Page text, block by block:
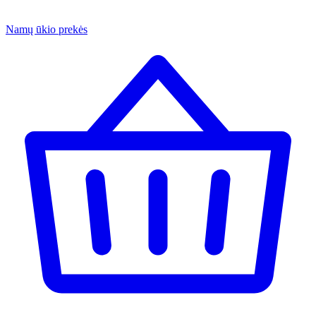
Namų ūkio prekės